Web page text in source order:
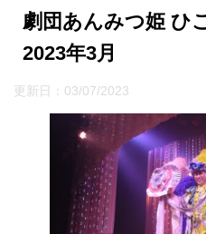
劇団あんみつ姫 ひ
2023年3月
更新日： 03/07/2023